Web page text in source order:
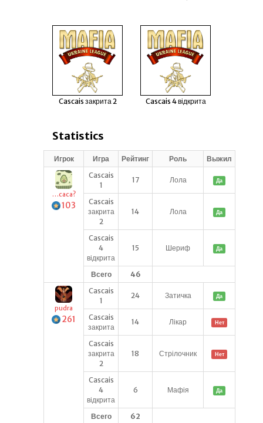
Cascais закрита 2 Cascais 4 відкрита
Statistics
Игрок Игра Рейтинг Роль Выжил
…caca?
103
Cascais
1
17 Лола Да
Cascais
закрита
2
14 Лола Да
Cascais
4
відкрита
15 Шериф Да
Всего 46
pudra
261
Cascais
1
24 Затичка Да
Cascais
закрита
14 Лікар Нет
Cascais
закрита
2
18 Стрілочник Нет
Cascais
4
відкрита
6 Мафія Да
Всего 62